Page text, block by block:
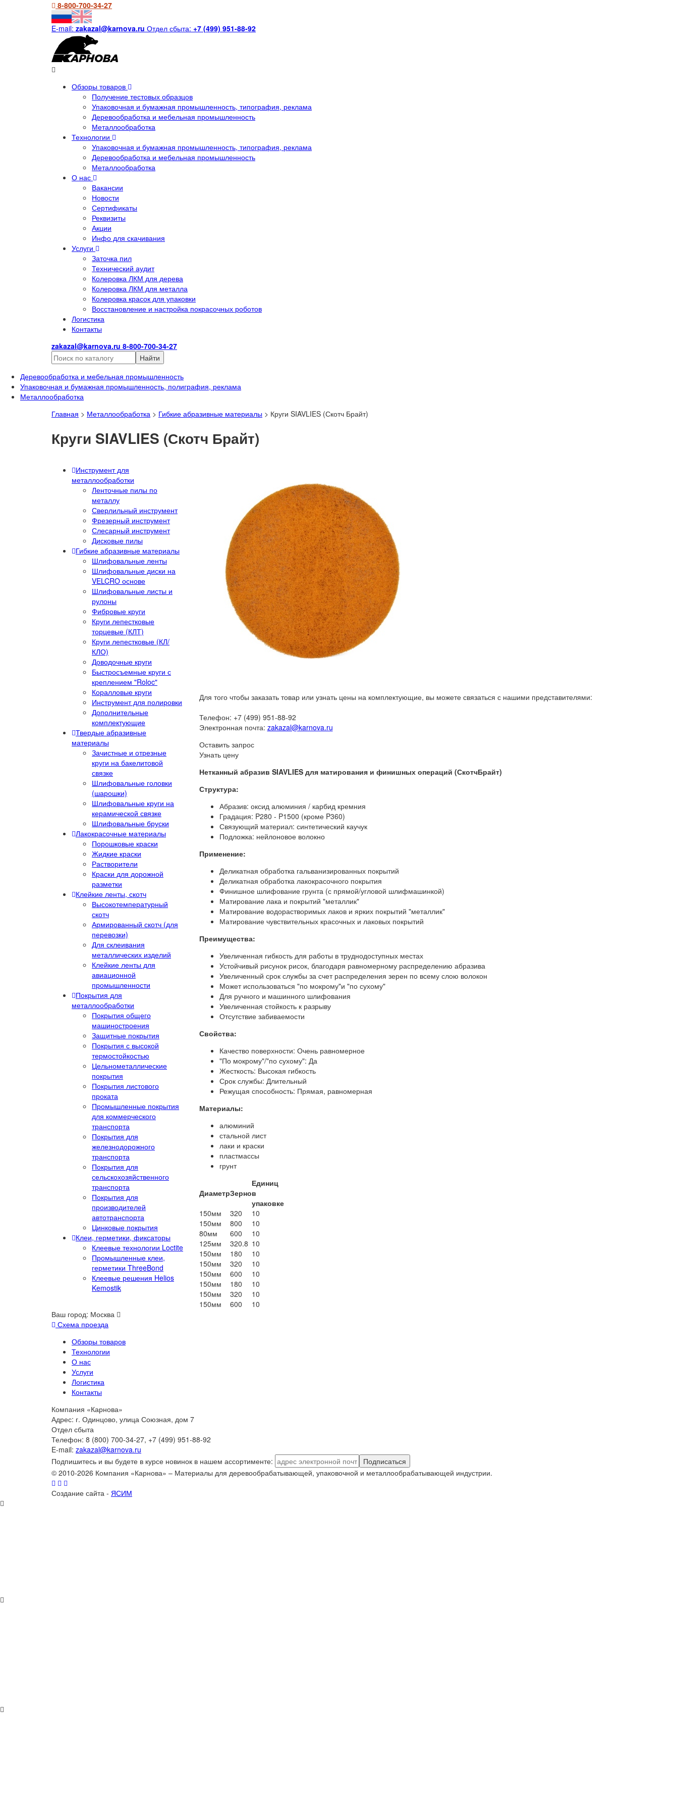
8-800-700-34-27
E-mail: zakazal@karnova.ru Отдел сбыта: +7 (499) 951-88-92
Обзоры товаров
Получение тестовых образцов
Упаковочная и бумажная промышленность, типография, реклама
Деревообработка и мебельная промышленность
Металлообработка
Технологии
Упаковочная и бумажная промышленность, типография, реклама
Деревообработка и мебельная промышленность
Металлообработка
О нас
Вакансии
Новости
Сертификаты
Реквизиты
Акции
Инфо для скачивания
Услуги
Заточка пил
Технический аудит
Колеровка ЛКМ для дерева
Колеровка ЛКМ для металла
Колеровка красок для упаковки
Восстановление и настройка покрасочных роботов
Логистика
Контакты
zakazal@karnova.ru 8-800-700-34-27
Найти
Деревообработка и мебельная промышленность
Упаковочная и бумажная промышленность, полиграфия, реклама
Металлообработка
Главная > Металлообработка > Гибкие абразивные материалы > Круги SIAVLIES (Скотч Брайт)
Круги SIAVLIES (Скотч Брайт)
Инструмент для
металлообработки
Ленточные пилы по
металлу
Сверлильный инструмент
Фрезерный инструмент
Слесарный инструмент
Дисковые пилы
Гибкие абразивные материалы
Шлифовальные ленты
Шлифовальные диски на
VELCRO основе
Шлифовальные листы и
рулоны
Фибровые круги
Круги лепестковые
торцевые (КЛТ)
Круги лепестковые (КЛ/
КЛО)
Доводочные круги
Быстросъемные круги с
креплением "Roloc"
Коралловые круги
Инструмент для полировки
Дополнительные
комплектующие
Твердые абразивные
материалы
Зачистные и отрезные
круги на бакелитовой
связке
Шлифовальные головки
(шарошки)
Шлифовальные круги на
керамической связке
Шлифовальные бруски
Лакокрасочные материалы
Порошковые краски
Жидкие краски
Растворители
Краски для дорожной
разметки
Клейкие ленты, скотч
Высокотемпературный
скотч
Армированный скотч (для
перевозки)
Для склеивания
металлических изделий
Клейкие ленты для
авиационной
промышленности
Покрытия для
металлообработки
Покрытия общего
машиностроения
Защитные покрытия
Покрытия с высокой
термостойкостью
Цельнометаллические
покрытия
Покрытия листового
проката
Промышленные покрытия
для коммерческого
транспорта
Покрытия для
железнодорожного
транспорта
Покрытия для
сельскохозяйственного
транспорта
Покрытия для
производителей
автотранспорта
Цинковые покрытия
Клеи, герметики, фиксаторы
Клеевые технологии Loctite
Промышленные клеи,
герметики ThreeBond
Клеевые решения Helios
Kemostik
Для того чтобы заказать товар или узнать цены на комплектующие, вы можете связаться с нашими представителями:
Телефон: +7 (499) 951-88-92
Электронная почта: zakazal@karnova.ru
Оставить запрос
Узнать цену
Нетканный абразив SIAVLIES для матирования и финишных операций (СкотчБрайт)
Структура:
Абразив: оксид алюминия / карбид кремния
Градация: P280 - P1500 (кроме P360)
Связующий материал: синтетический каучук
Подложка: нейлоновое волокно
Применение:
Деликатная обработка гальванизированных покрытий
Деликатная обработка лакокрасочного покрытия
Финишное шлифование грунта (с прямой/угловой шлифмашинкой)
Матирование лака и покрытий "металлик"
Матирование водорастворимых лаков и ярких покрытий "металлик"
Матирование чувствительных красочных и лаковых покрытий
Преимущества:
Увеличенная гибкость для работы в труднодоступных местах
Устойчивый рисунок рисок, благодаря равномерному распределению абразива
Увеличенный срок службы за счет распределения зерен по всему слою волокон
Может использоваться "по мокрому"и "по сухому"
Для ручного и машинного шлифования
Увеличенная стойкость к разрыву
Отсутствие забиваемости
Свойства:
Качество поверхности: Очень равномерное
"По мокрому"/"по сухому": Да
Жесткость: Высокая гибкость
Срок службы: Длительный
Режущая способность: Прямая, равномерная
Материалы:
алюминий
стальной лист
лаки и краски
пластмассы
грунт
ДиаметрЗерно
Единиц
в
упаковке
150мм
320
10
150мм
800
10
80мм
600
10
125мм
320.8 10
150мм
180
10
150мм
320
10
150мм
600
10
150мм
180
10
150мм
320
10
150мм
600
10
Ваш город: Москва
Схема проезда
Обзоры товаров
Технологии
О нас
Услуги
Логистика
Контакты
Компания «Карнова»
Адрес: г. Одинцово, улица Союзная, дом 7
Отдел сбыта
Телефон: 8 (800) 700-34-27, +7 (499) 951-88-92
E-mail: zakazal@karnova.ru
Подпишитесь и вы будете в курсе новинок в нашем ассортименте:
Подписаться
© 2010-2026 Компания «Карнова» – Материалы для деревообрабатывающей, упаковочной и металлообрабатывающей индустрии.
Создание сайта - ЯСИМ